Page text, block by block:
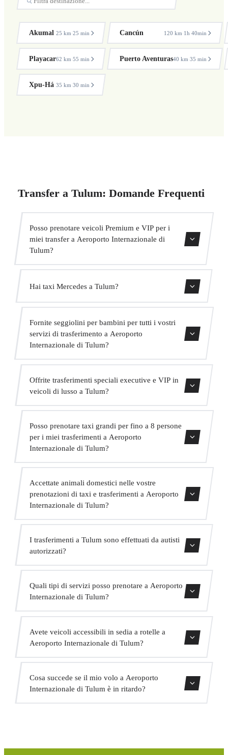
Akumal 25 km·25 min Cancún 120 km·1h 40min
Playacar62 km·55 min Puerto Aventuras40 km·35 min
Xpu-Há 35 km·30 min
Transfer a Tulum: Domande Frequenti
Posso prenotare veicoli Premium e VIP per i
miei transfer a Aeroporto Internazionale di
Tulum?
Sì, abbiamo veicoli Mercedes-Benz E-Class e S-Class per
il nostro servizio VIP. Puoi selezionarli durante il processo
di prenotazione.
Hai taxi Mercedes a Tulum?
servizi executive e VIP. Puoi richiederne uno al momento
della prenotazione.
Fornite seggiolini per bambini per tutti i vostri
servizi di trasferimento a Aeroporto
Internazionale di Tulum?
1, 2 e 3) completamente gratuiti. Basta indicarlo al
Offrite trasferimenti speciali executive e VIP in
veicoli di lusso a Tulum?
Mercedes di alta gamma, un autista in abito bilingue e
extra come acqua e WiFi a bordo.
Posso prenotare taxi grandi per fino a 8 persone
per i miei trasferimenti a Aeroporto
Internazionale di Tulum?
minibus per fino a 16 passeggeri per grandi gruppi.
Accettate animali domestici nelle vostre
prenotazioni di taxi e trasferimenti a Aeroporto
Internazionale di Tulum?
Chiediamo di indicarlo al momento della prenotazione
I trasferimenti a Tulum sono effettuati da autisti
autorizzati?
assicurazione professionale e veicoli con revisione attuale.
Quali tipi di servizi posso prenotare a Aeroporto
Internazionale di Tulum?
e trasporto di gruppo.
Avete veicoli accessibili in sedia a rotelle a
Aeroporto Internazionale di Tulum?
ridotta. Indicate questo al momento della prenotazione e
Cosa succede se il mio volo a Aeroporto
Internazionale di Tulum è in ritardo?